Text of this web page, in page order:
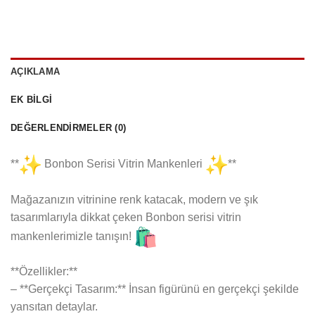
AÇIKLAMA
EK BILGI
DEĞERLENDIRMELER (0)
** Bonbon Serisi Vitrin Mankenleri **
Mağazanızın vitrinine renk katacak, modern ve şık
tasarımlarıyla dikkat çeken Bonbon serisi vitrin
mankenlerimizle tanışın!
**Özellikler:**
– **Gerçekçi Tasarım:** İnsan figürünü en gerçekçi şekilde
yansıtan detaylar.